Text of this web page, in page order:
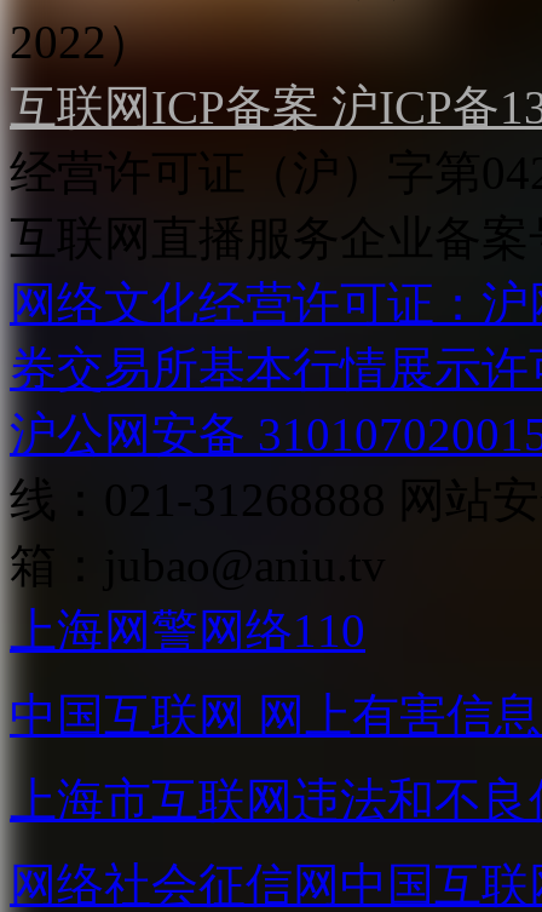
2022）
互联网ICP备案 沪ICP备
经营许可证（沪）字第
互联网直播服务企业备案
网络文化经营许可证：
券交易所基本行情展示许
沪公网安备
线：021-31268888
箱：
上海网警网络110
中国互联网 网上有害信
上海市互联网违法和不
网络社会征信网 中国互